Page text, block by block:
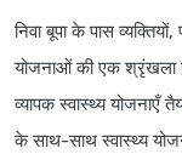
निवा बूपा के पास व्यक्तियों,
योजनाओं की एक श्रृंखला
व्यापक स्वास्थ्य योजनाएँ
के साथ-साथ स्वास्थ्य